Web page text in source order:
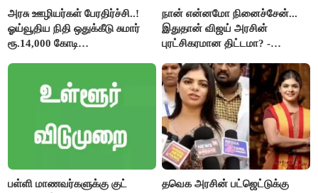
அரசு ஊழியர்கள் பேரதிர்ச்சி..!
ஓய்வூதிய நிதி ஒதுக்கீடு சுமார்
ரூ.14,000 கோடி
நான் என்னமோ நினைச்சேன்...
இதுதான் விஜய் அரசின்
புரட்சிகரமான திட்டமா? -
பள்ளி மாணவர்களுக்கு குட்
தவெக அரசின் பட்ஜெட்டுக்கு